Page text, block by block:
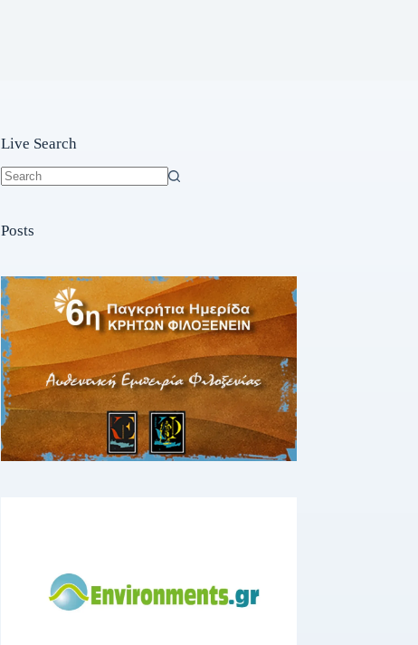
Live Search
Posts